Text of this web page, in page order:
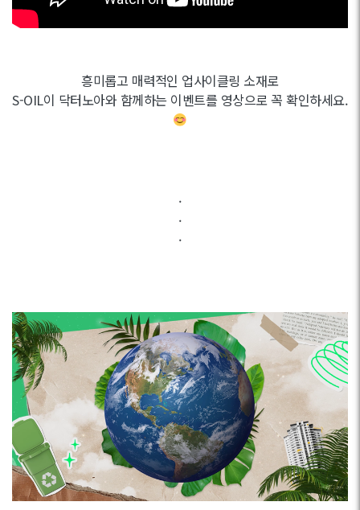
흥미롭고 매력적인 업사이클링 소재로
S-OIL이 닥터노아와 함께하는 이벤트를 영상으로 꼭 확인하세요.
.
.
.